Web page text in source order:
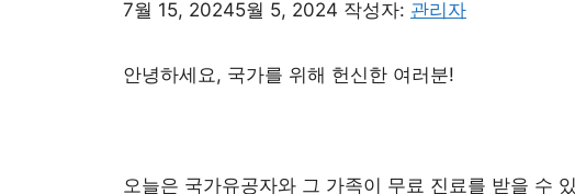
7월 15, 20245월 5, 2024 작성자: 관리자
안녕하세요, 국가를 위해 헌신한 여러분!
오늘은 국가유공자와 그 가족이 무료 진료를 받을 수